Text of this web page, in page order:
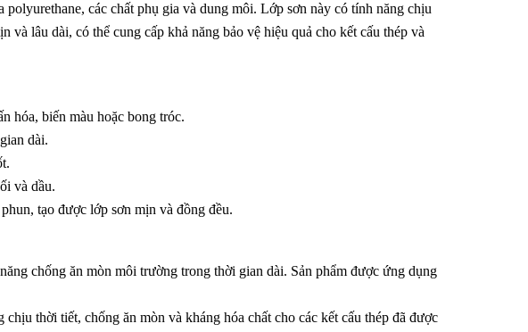
các chất phụ gia và dung môi. Lớp sơn này có tính năng chịu
lâu dài, có thể cung cấp khả năng bảo vệ hiệu quả cho kết cấu thép và
hóa, biến màu hoặc bong tróc.
dài.
và dầu.
tạo được lớp sơn mịn và đồng đều.
chống ăn mòn môi trường trong thời gian dài. Sản phẩm được ứng dụng
thời tiết, chống ăn mòn và kháng hóa chất cho các kết cấu thép đã được